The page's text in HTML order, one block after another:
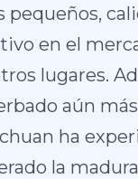
pequeños,
en el
lugares.
aún
ha
la